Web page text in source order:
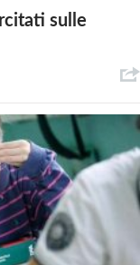
sulle